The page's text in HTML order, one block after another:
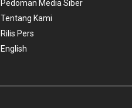
Pedoman Media Siber
Tentang Kami
Rilis Pers
English